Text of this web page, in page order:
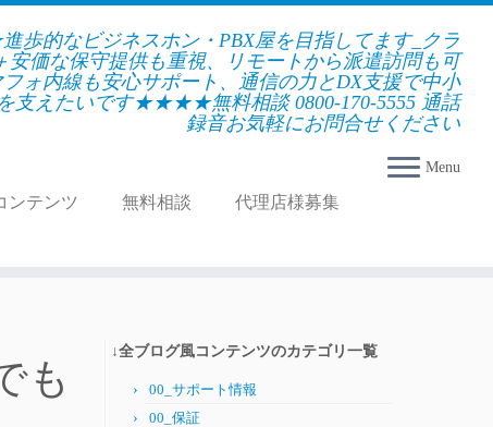
歩的なビジネスホン・PBX屋を目指してます_クラ
安価な保守提供も重視、リモートから派遣訪問も可
ォ内線も安心サポート、通信の力とDX支援で中小
支えたいです★★★★無料相談 0800-170-5555 通話
録音お気軽にお問合せください
Menu
ンテンツ 無料相談
代理店様募集
も
↓全ブログ風コンテンツのカテゴリ一覧
00_サポート情報
00_保証